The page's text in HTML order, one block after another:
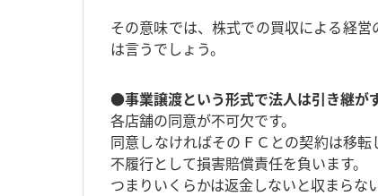
その意味では、株式での買収による経
は言うでしょう。
●事業譲渡という形式で法人は引き継が
各店舗の同意が不可欠です。
同意しなければそのＦＣとの契約は移
不履行として損害賠償責任を負います。
つまりいくらかは返金しないと収まらな